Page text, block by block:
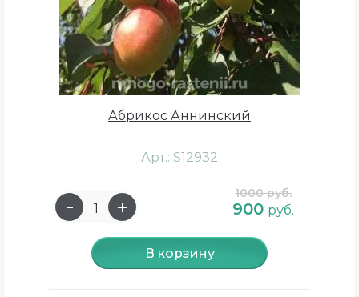
Абрикос Аннинский
Арт.: S12932
1000 руб.
900 руб.
В корзину